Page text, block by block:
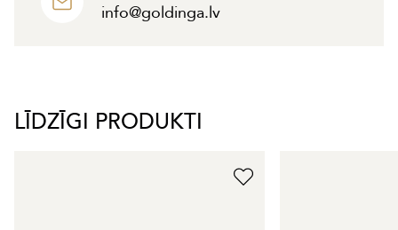
info@goldinga.lv
LĪDZĪGI PRODUKTI